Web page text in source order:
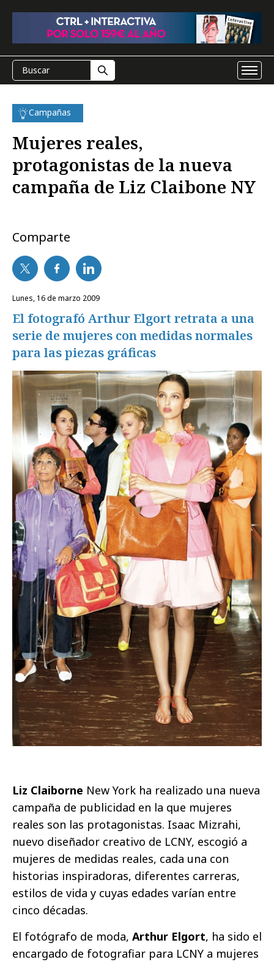
Campañas
Mujeres reales,
protagonistas de la nueva
campaña de Liz Claibone NY
Comparte
lunes, 16 de marzo 2009
El fotografó Arthur Elgort retrata a una
serie de mujeres con medidas normales
para las piezas gráficas
Liz Claiborne New York ha realizado una nueva
campaña de publicidad en la que mujeres
reales son las protagonistas. Isaac Mizrahi,
nuevo diseñador creativo de LCNY, escogió a
mujeres de medidas reales, cada una con
historias inspiradoras, diferentes carreras,
estilos de vida y cuyas edades varían entre
cinco décadas.
El fotógrafo de moda, Arthur Elgort, ha sido el
encargado de fotografiar para LCNY a mujeres